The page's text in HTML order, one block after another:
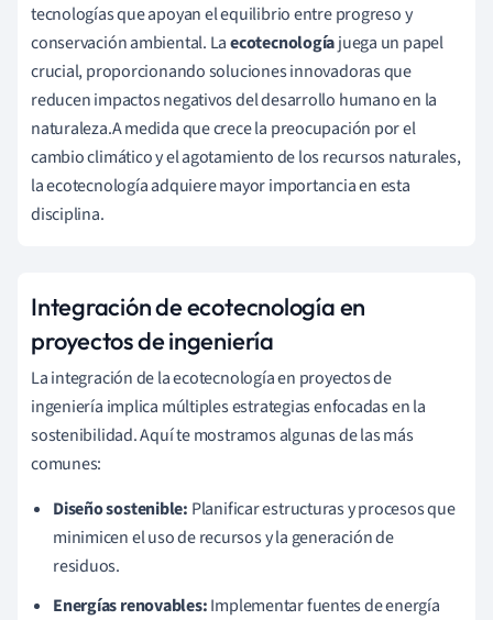
tecnologías que apoyan el equilibrio entre progreso y
conservación ambiental. Laecotecnologíajuega un papel
crucial, proporcionando soluciones innovadoras que
reducen impactos negativos del desarrollo humano en la
naturaleza.A medida que crece la preocupación por el
cambio climático y el agotamiento de los recursos naturales,
la ecotecnología adquiere mayor importancia en esta
disciplina.
Integración de ecotecnología en
proyectos de ingeniería
La integración de la ecotecnología en proyectos de
ingeniería implica múltiples estrategias enfocadas en la
sostenibilidad. Aquí te mostramos algunas de las más
comunes:
Diseño sostenible: Planificar estructuras y procesos que
minimicen el uso de recursos y la generación de
residuos.
Energías renovables:Implementar fuentes de energía